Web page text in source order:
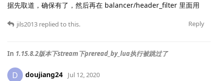
据先取道，确保有了，然后再在 balancer/header_filter 里面用
Reply
jils2013 replied to this.
In 1.15.8.2版本下stream下preread_by_lua执行被跳过了
D doujiang24 Jul 12, 2020